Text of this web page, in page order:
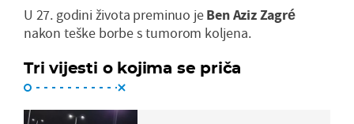
U 27. godini života preminuo jeBen Aziz Zagré
nakon teške borbe s tumorom koljena.
Tri vijesti o kojima se priča